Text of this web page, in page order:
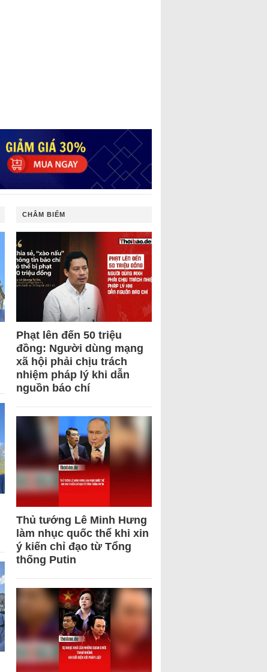
CHÂM BIẾM
Phạt lên đến 50 triệu
đồng: Người dùng mạng
xã hội phải chịu trách
nhiệm pháp lý khi dẫn
nguồn báo chí
Thủ tướng Lê Minh Hưng
làm nhục quốc thể khi xin
ý kiến chỉ đạo từ Tổng
thống Putin